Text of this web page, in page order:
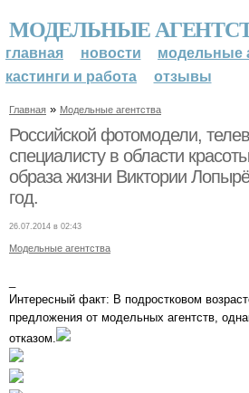
МОДЕЛЬНЫЕ
главная новости
модельные
кастинги и работа
отзывы
Главная » Модельные агентства
Российской фотомодели,
специалисту в области
образа жизни Виктории
год.
26.07.2014 в 02:43
Модельные агентства
Интересный факт: В подростковом
предложения от модельных агентств,
отказом.